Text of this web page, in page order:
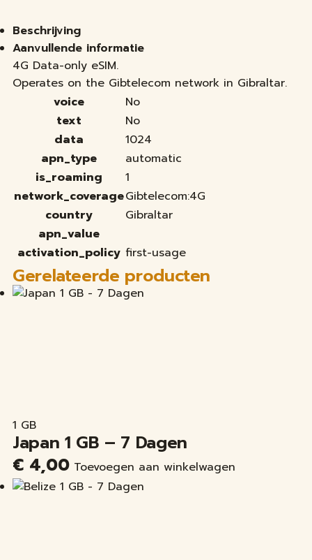
Beschrijving
Aanvullende informatie
4G Data-only eSIM.
Operates on the Gibtelecom network in Gibraltar.
voice
No
text
No
data
1024
apn_type
automatic
is_roaming
1
network_coverageGibtelecom:4G
country
Gibraltar
apn_value
activation_policy first-usage
Gerelateerde producten
1 GB
Japan 1 GB – 7 Dagen
€ 4,00 Toevoegen aan winkelwagen